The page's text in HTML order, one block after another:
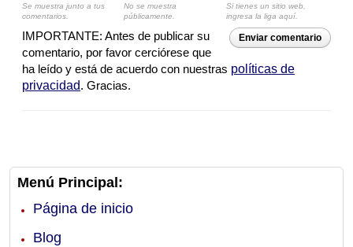
Se muestra junto a tus
comentarios.
No se muestra
públicamente.
Si tienes un sitio web,
ingresa la liga aquí.
Enviar comentario
IMPORTANTE: Antes de publicar su
comentario, por favor cerciórese que
ha leído y está de acuerdo con nuestras políticas de
privacidad. Gracias.
Menú Principal:
Página de inicio
Blog